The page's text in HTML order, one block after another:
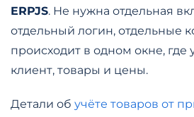
ERPJS. Не нужна отдельная
отдельный логин, отдельные
происходит в одном окне, где
клиент, товары и цены.
Детали об учёте товаров от